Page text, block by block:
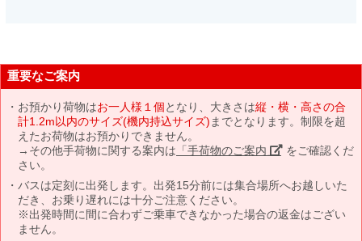
重要なご案内
お預かり荷物はお一人様１個となり、大きさは縦・横・高さの合
計1.2m以内のサイズ(機内持込サイズ) までとなります。制限を超
えたお荷物はお預かりできません。
→その他手荷物に関する案内は 「手荷物のご案内」 をご確認くだ
さい。
バスは定刻に出発します。出発15分前には集合場所へお越しいた
だき、お乗り遅れには十分ご注意ください。
※出発時間に間に合わずご乗車できなかった場合の返金はござい
ません。